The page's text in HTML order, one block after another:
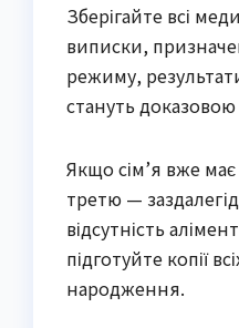
Зберігайте всі
виписки,
режиму,
стануть
Якщо сім’я вже має
третю —
відсутність
підготуйте копії
народження.